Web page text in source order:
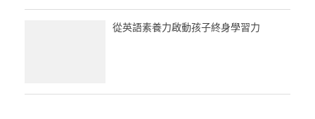
從英語素養力啟動孩子終身學習力